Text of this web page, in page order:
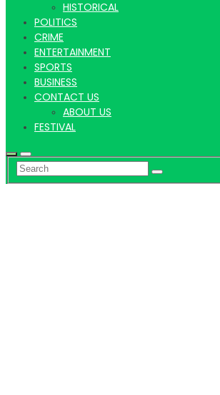
HISTORICAL
POLITICS
CRIME
ENTERTAINMENT
SPORTS
BUSINESS
CONTACT US
ABOUT US
FESTIVAL